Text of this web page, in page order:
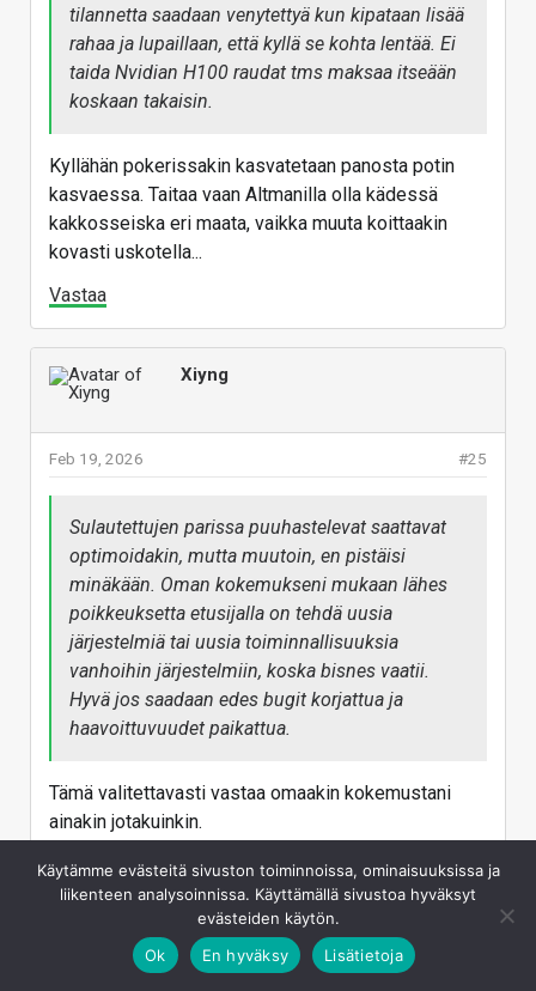
tilannetta saadaan venytettyä kun kipataan lisää
rahaa ja lupaillaan, että kyllä se kohta lentää. Ei
taida Nvidian H100 raudat tms maksaa itseään
koskaan takaisin.
Kyllähän pokerissakin kasvatetaan panosta potin
kasvaessa. Taitaa vaan Altmanilla olla kädessä
kakkosseiska eri maata, vaikka muuta koittaakin
kovasti uskotella...
Vastaa
Xiyng
#25
Feb 19, 2026
Sulautettujen parissa puuhastelevat saattavat
optimoidakin, mutta muutoin, en pistäisi
minäkään. Oman kokemukseni mukaan lähes
poikkeuksetta etusijalla on tehdä uusia
järjestelmiä tai uusia toiminnallisuuksia
vanhoihin järjestelmiin, koska bisnes vaatii.
Hyvä jos saadaan edes bugit korjattua ja
haavoittuvuudet paikattua.
Tämä valitettavasti vastaa omaakin kokemustani
ainakin jotakuinkin.
Vastaa
love_doctor
Käytämme evästeitä sivuston toiminnoissa, ominaisuuksissa ja
liikenteen analysoinnissa. Käyttämällä sivustoa hyväksyt
evästeiden käytön.
Ok
En hyväksy Lisätietoja